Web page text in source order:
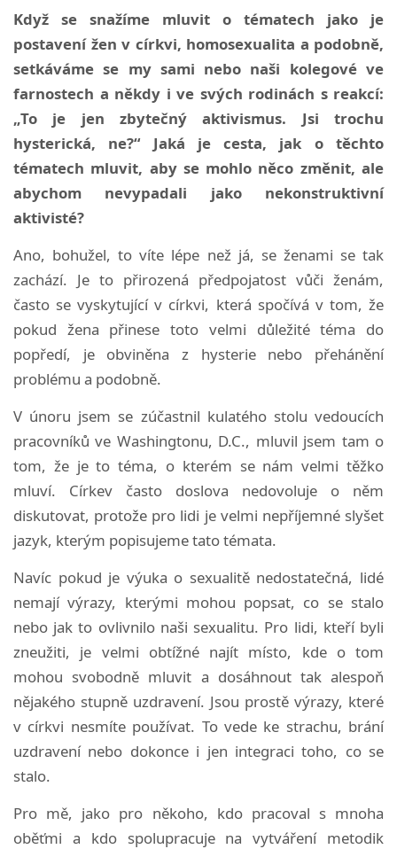
Když se snažíme mluvit o tématech jako je
postavení žen v církvi, homosexualita a podobně,
setkáváme se my sami nebo naši kolegové ve
farnostech a někdy i ve svých rodinách s reakcí:
„To je jen zbytečný aktivismus. Jsi trochu
hysterická, ne?“ Jaká je cesta, jak o těchto
tématech mluvit, aby se mohlo něco změnit, ale
abychom nevypadali jako nekonstruktivní
aktivisté?
Ano, bohužel, to víte lépe než já, se ženami se tak
zachází. Je to přirozená předpojatost vůči ženám,
často se vyskytující v církvi, která spočívá v tom, že
pokud žena přinese toto velmi důležité téma do
popředí, je obviněna z hysterie nebo přehánění
problému a podobně.
V únoru jsem se zúčastnil kulatého stolu vedoucích
pracovníků ve Washingtonu, D.C., mluvil jsem tam o
tom, že je to téma, o kterém se nám velmi těžko
mluví. Církev často doslova nedovoluje o něm
diskutovat, protože pro lidi je velmi nepříjemné slyšet
jazyk, kterým popisujeme tato témata.
Navíc pokud je výuka o sexualitě nedostatečná, lidé
nemají výrazy, kterými mohou popsat, co se stalo
nebo jak to ovlivnilo naši sexualitu. Pro lidi, kteří byli
zneužiti, je velmi obtížné najít místo, kde o tom
mohou svobodně mluvit a dosáhnout tak alespoň
nějakého stupně uzdravení. Jsou prostě výrazy, které
v církvi nesmíte používat. To vede ke strachu, brání
uzdravení nebo dokonce i jen integraci toho, co se
stalo.
Pro mě, jako pro někoho, kdo pracoval s mnoha
oběťmi a kdo spolupracuje na vytváření metodik